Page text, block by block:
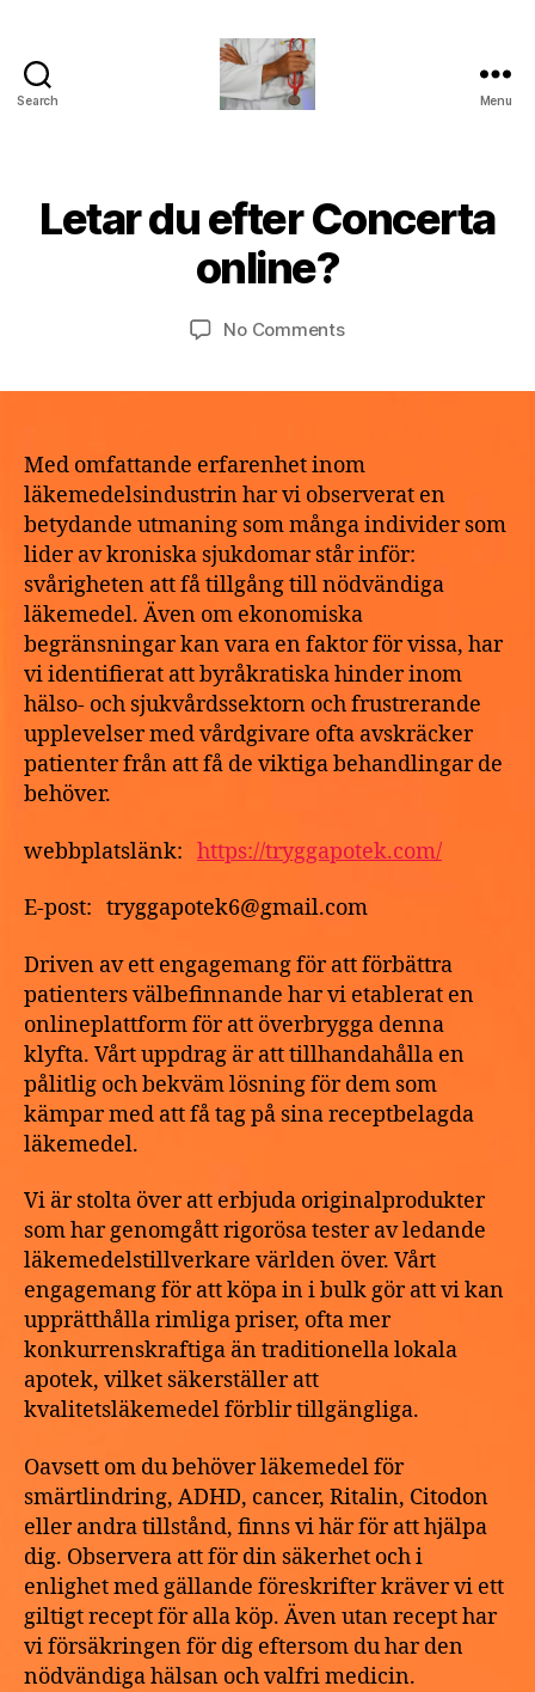
Search Menu
Categories
I
Letar du efter Concerta
online?
B
y
a
p
t
M
a
y
2
2
No Commentson
online?
Med omfattande erfarenhet inom
läkemedelsindustrin har vi observerat en
betydande utmaning som många individer som
lider av kroniska sjukdomar står inför:
svårigheten att få tillgång till nödvändiga
läkemedel. Även om ekonomiska
begränsningar kan vara en faktor för vissa, har
vi identifierat att byråkratiska hinder inom
hälso- och sjukvårdssektorn och frustrerande
upplevelser med vårdgivare ofta avskräcker
patienter från att få de viktiga behandlingar de
behöver.
webbplatslänk: https://tryggapotek.com/
E-post: tryggapotek6@gmail.com
Driven av ett engagemang för att förbättra
patienters välbefinnande har vi etablerat en
onlineplattform för att överbrygga denna
klyfta. Vårt uppdrag är att tillhandahålla en
pålitlig och bekväm lösning för dem som
kämpar med att få tag på sina receptbelagda
läkemedel.
Vi är stolta över att erbjuda originalprodukter
som har genomgått rigorösa tester av ledande
läkemedelstillverkare världen över. Vårt
engagemang för att köpa in i bulk gör att vi kan
upprätthålla rimliga priser, ofta mer
konkurrenskraftiga än traditionella lokala
apotek, vilket säkerställer att
kvalitetsläkemedel förblir tillgängliga.
Oavsett om du behöver läkemedel för
smärtlindring, ADHD, cancer, Ritalin, Citodon
eller andra tillstånd, finns vi här för att hjälpa
dig. Observera att för din säkerhet och i
enlighet med gällande föreskrifter kräver vi ett
giltigt recept för alla köp. Även utan recept har
vi försäkringen för dig eftersom du har den
nödvändiga hälsan och valfri medicin.